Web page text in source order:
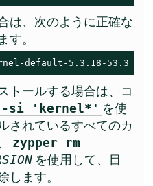
は、次のように正確な
す。
default-5.3.18-53.3
トールする場合は、コ
-si 'kernel*' を使
されているすべてのカ
zypper rm
を使用して、目
します。